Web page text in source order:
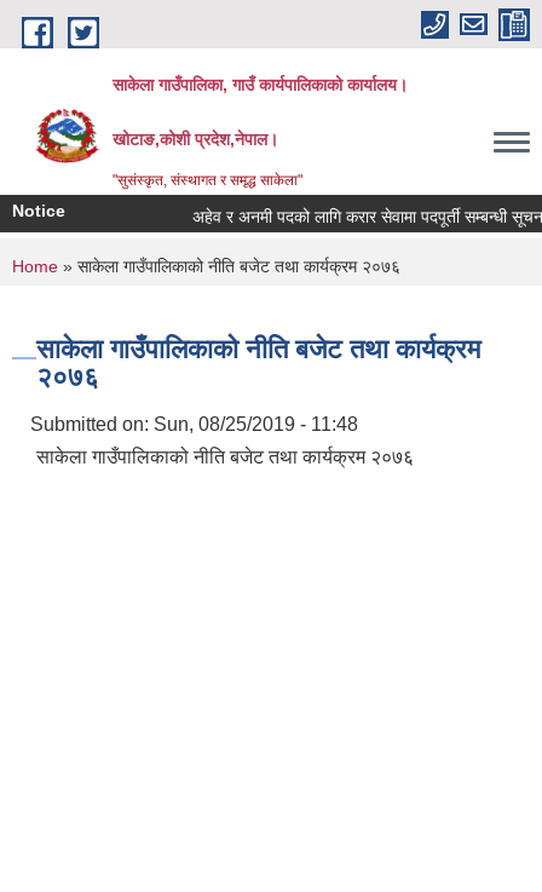
Skip to main content
साकेला गाउँपालिका, गाउँ कार्यपालिकाको कार्यालय।
खोटाङ,कोशी प्रदेश,नेपाल।
"सुसंस्कृत, संस्थागत र समृद्ध साकेला"
Notice अहेव र अनमी पदको लागि करार सेवामा पदपूर्ती सम्बन्धी सूचना
You are here
Home » साकेला गाउँपालिकाको नीति बजेट तथा कार्यक्रम २०७६
साकेला गाउँपालिकाको नीति बजेट तथा कार्यक्रम
२०७६
Submitted on: Sun, 08/25/2019 - 11:48
साकेला गाउँपालिकाको नीति बजेट तथा कार्यक्रम २०७६